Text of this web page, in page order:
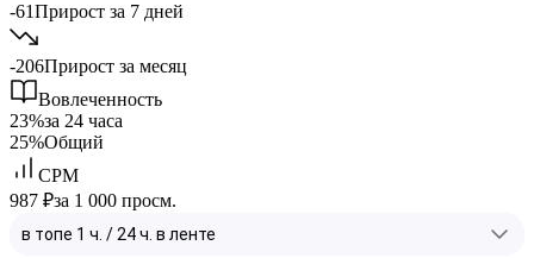
-61Прирост за 7 дней
-206Прирост за месяц
Вовлеченность
23%за 24 часа
25%Общий
CPM
987 ₽за 1 000 просм.